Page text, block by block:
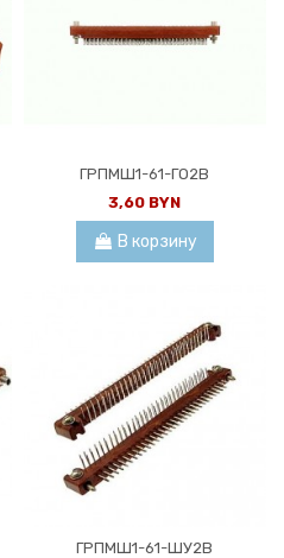
ГРПМШ1-61-ГО2В
3,60 BYN
В корзину
ГРПМШ1-61-ШУ2В